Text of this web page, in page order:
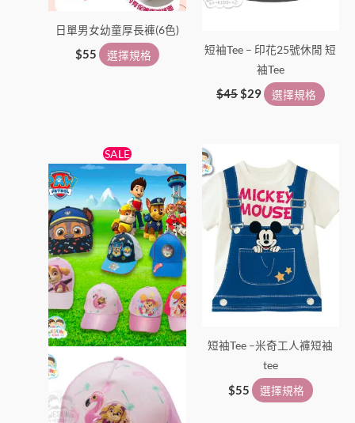
日單男女幼童厚長褲(6色)
$55 選擇規格
短袖Tee – 印花25號休閒 短
袖Tee
$45$29 選擇規格
SALE
始
格：
$69。
目
前
價
格：
$59。
產
品
有
多
種
款
式。
可
在
產
面
短袖Tee –米奇工人褲短袖
tee
$55 選擇規格
產
有
多
種
式。
可
產
頁